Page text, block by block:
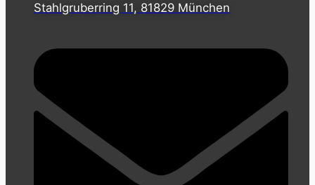
Stahlgruberring 11, 81829 München